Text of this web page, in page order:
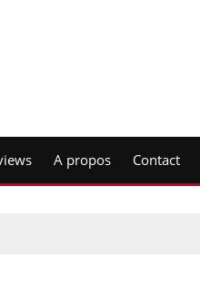
A propos Contact